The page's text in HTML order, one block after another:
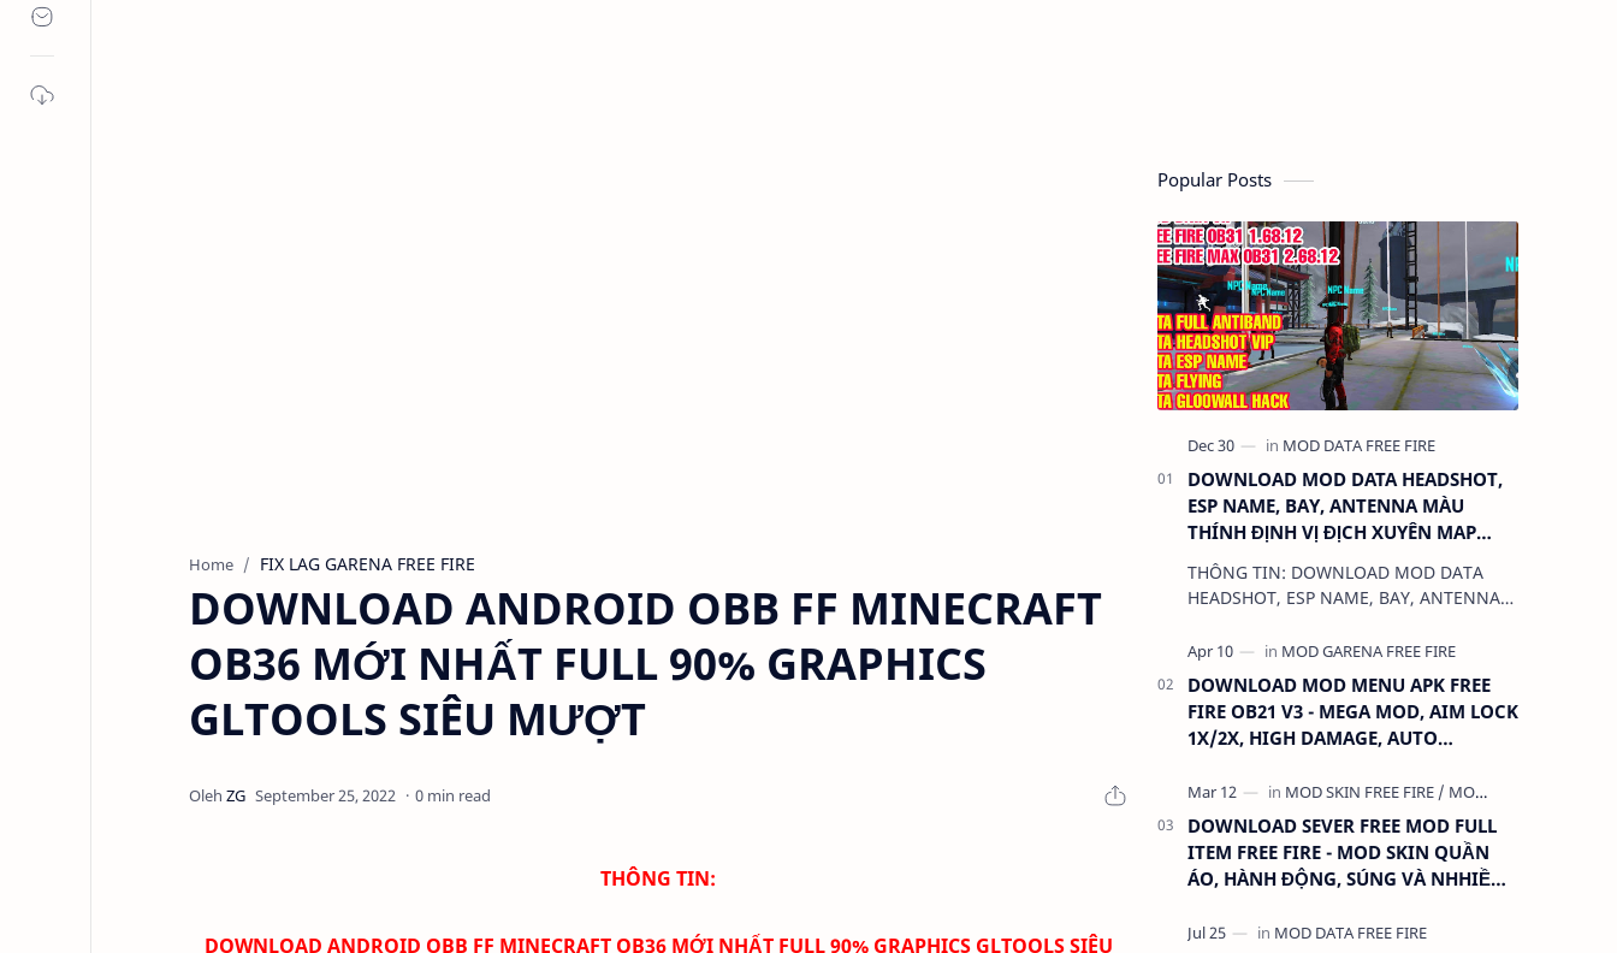
Home FIX LAG GARENA FREE FIRE
DOWNLOAD ANDROID OBB FF MINECRAFT
OB36 MỚI NHẤT FULL 90% GRAPHICS
GLTOOLS SIÊU MƯỢT
0 min read
THÔNG TIN:
DOWNLOAD ANDROID OBB FF MINECRAFT OB36 MỚI NHẤT FULL 90% GRAPHICS GLTOOLS SIÊU
Popular Posts
DOWNLOAD MOD DATA HEADSHOT,
ESP NAME, BAY, ANTENNA MÀU
THÍNH ĐỊNH VỊ ĐỊCH XUYÊN MAP
CHO FREE FIRE OB31 1.68.12/2.68.12
MỚI NHẤT - KHÔNG KHÓA NICK
THÔNG TIN: DOWNLOAD MOD DATA
HEADSHOT, ESP NAME, BAY, ANTENNA
CHO FREE FIRE OB31 1.68.12/2.68.12
MỚI NHẤT - KHÔN…
DOWNLOAD MOD MENU APK FREE
FIRE OB21 V3 - MEGA MOD, AIM LOCK
1X/2X, HIGH DAMAGE, AUTO
DOWNLOAD SEVER FREE MOD FULL
ITEM FREE FIRE - MOD SKIN QUẦN
ÁO, HÀNH ĐỘNG, SÚNG VÀ NHHIỀU